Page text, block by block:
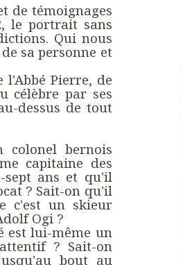
de témoignages
le portrait sans
Qui nous
sa personne et
Pierre, de
célèbre par ses
dessus de tout
colonel bernois
capitaine des
sept ans et qu'il
? Sait-on qu'il
c'est un skieur
Ogi ?
est lui-même un
? Sait-on
bout au